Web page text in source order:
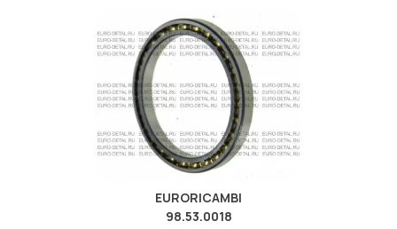
EURORICAMBI
98.53.0018